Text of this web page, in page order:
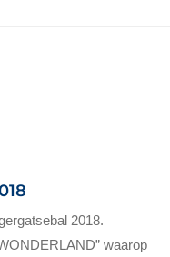
2018.
waarop